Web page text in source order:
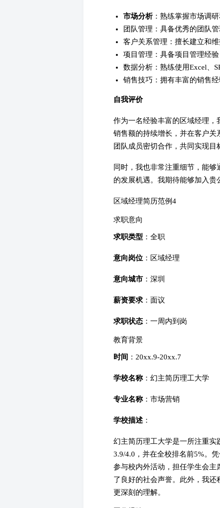
市场分析：熟练掌握市场调
团队管理：具备优秀的团队
客户关系管理：擅长建立和
项目管理：具备项目管理经
数据分析：熟练使用Excel、
销售技巧：拥有丰富的销售
自我评价
作为一名经验丰富的区域经理
销售额的持续增长，并在客户
团队成员密切合作，共同实现目
同时，我也非常注重细节，能
的发展机遇。我期待能够加入
区域经理简历范例4
求职意向
求职类型 ：全职
意向岗位 ：区域经理
意向城市 ：深圳
薪资要求 ：面议
求职状态 ：一周内到岗
教育背景
时间 ：20xx.9-20xx.7
学校名称：幻主简历理工大学
专业名称：市场营销
学校描述 ：
幻主简历理工大学是一所注重实
3.9/4.0，并在全校排名前5%。
参与校内外活动，担任学生会主
了良好的社会声誉。此外，我
更深刻的理解。